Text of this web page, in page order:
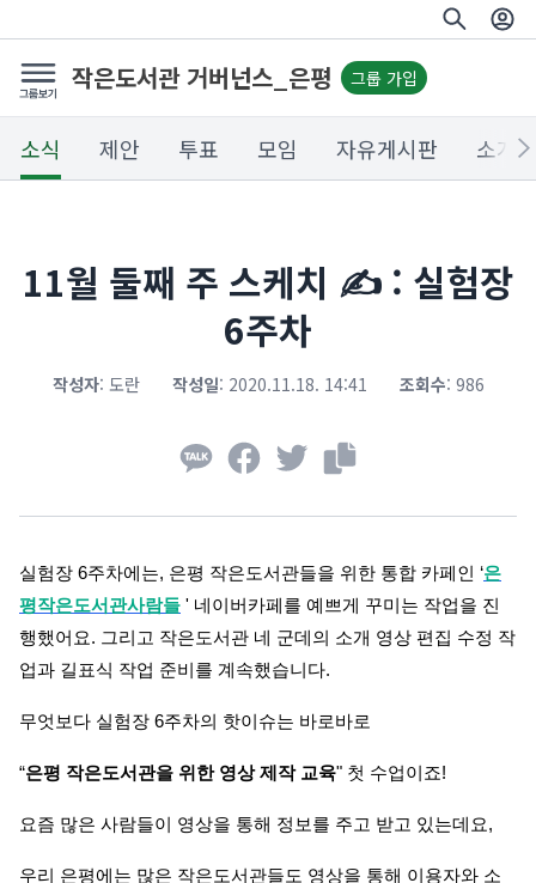
작은도서관 거버넌스_은평 그룹 가입
소식 제안 투표 모임 자유게시판 소개
11월 둘째 주 스케치 ✍️ : 실험장
6주차
작성자: 도란 작성일: 2020.11.18. 14:41 조회수: 986
실험장 6주차에는, 은평 작은도서관들을 위한 통합 카페인 ‘은
평작은도서관사람들 ' 네이버카페를 예쁘게 꾸미는 작업을 진
행했어요. 그리고 작은도서관 네 군데의 소개 영상 편집 수정 작
업과 길표식 작업 준비를 계속했습니다.
무엇보다 실험장 6주차의 핫이슈는 바로바로
“은평 작은도서관을 위한 영상 제작 교육" 첫 수업이죠!
요즘 많은 사람들이 영상을 통해 정보를 주고 받고 있는데요,
우리 은평에는 많은 작은도서관들도 영상을 통해 이용자와 소